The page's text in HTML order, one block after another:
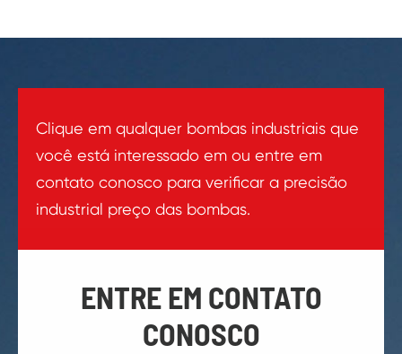
Clique em qualquer bombas industriais que
você está interessado em ou entre em
contato conosco para verificar a precisão
industrial preço das bombas.
ENTRE EM CONTATO
CONOSCO